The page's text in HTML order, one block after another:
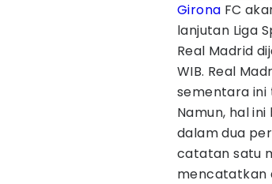
Girona FC
lanjutan Liga
Real Madrid
WIB. Real
sementara ini
Namun, hal
dalam dua
catatan satu
mencatatkan